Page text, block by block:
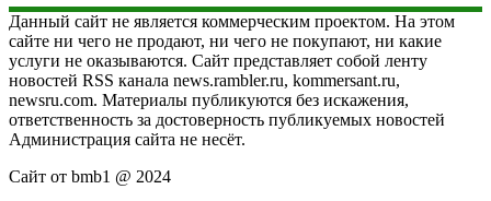
Данный сайт не является коммерческим проектом. На этом
сайте ни чего не продают, ни чего не покупают, ни какие
услуги не оказываются. Сайт представляет собой ленту
новостей RSS канала news.rambler.ru, kommersant.ru,
newsru.com. Материалы публикуются без искажения,
ответственность за достоверность публикуемых новостей
Администрация сайта не несёт.
Сайт от bmb1 @ 2024